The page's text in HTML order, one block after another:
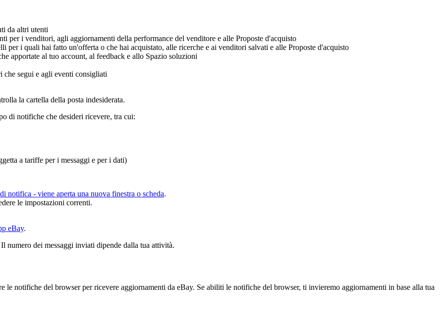
da altri utenti
per i venditori, agli aggiornamenti della performance del venditore e alle Proposte d'acquisto
per i quali hai fatto un'offerta o che hai acquistato, alle ricerche e ai venditori salvati e alle Proposte d'acquisto
apportate al tuo account, al feedback e allo Spazio soluzioni
segui e agli eventi consigliati
la cartella della posta indesiderata.
di notifiche che desideri ricevere, tra cui:
a tariffe per i messaggi e per i dati)
notifica - viene aperta una nuova finestra o scheda.
le impostazioni correnti.
eBay.
numero dei messaggi inviati dipende dalla tua attività.
notifiche del browser per ricevere aggiornamenti da eBay. Se abiliti le notifiche del browser, ti invieremo aggiornamenti in base alla tua